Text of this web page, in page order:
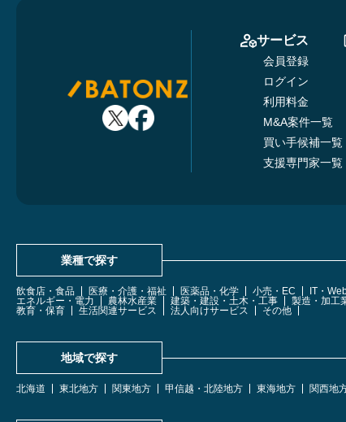
サービス
会員登録
ログイン
利用料金
M&A案件一覧
買い手候補一覧
支援専門家一覧
業種で探す
飲食店・食品 医療・介護・福祉 医薬品・化学 小売・EC IT・
エネルギー・電力
農林水産業 建築・建設・土木・工事 製造・加工
教育・保育
生活関連サービス 法人向けサービス その他
地域で探す
北海道 東北地方 関東地方 甲信越・北陸地方 東海地方 関西地